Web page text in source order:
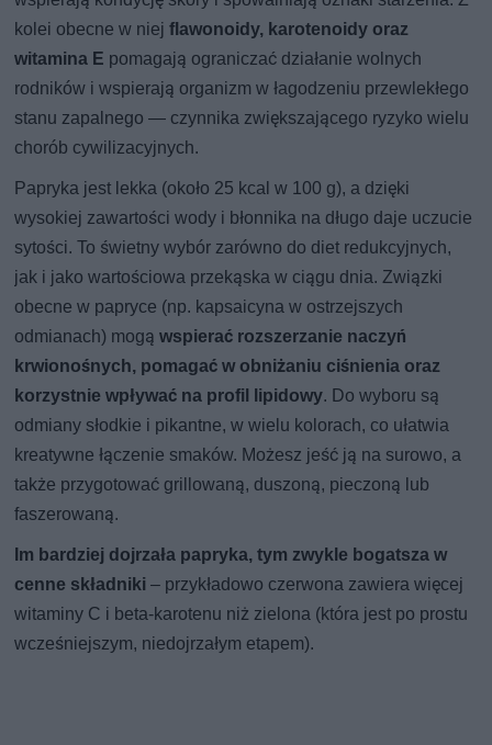
kolei obecne w niejflawonoidy, karotenoidy oraz
witamina E pomagają ograniczać działanie wolnych
rodników i wspierają organizm w łagodzeniu przewlekłego
stanu zapalnego — czynnika zwiększającego ryzyko wielu
chorób cywilizacyjnych.
Papryka jest lekka (około 25 kcal w 100 g), a dzięki
wysokiej zawartości wody i błonnika na długo daje uczucie
sytości. To świetny wybór zarówno do diet redukcyjnych,
jak i jako wartościowa przekąska w ciągu dnia. Związki
obecne w papryce (np. kapsaicyna w ostrzejszych
odmianach) mogąwspierać rozszerzanie naczyń
krwionośnych, pomagać w obniżaniu ciśnienia oraz
korzystnie wpływać na profil lipidowy. Do wyboru są
odmiany słodkie i pikantne, w wielu kolorach, co ułatwia
kreatywne łączenie smaków. Możesz jeść ją na surowo, a
także przygotować grillowaną, duszoną, pieczoną lub
faszerowaną.
Im bardziej dojrzała papryka, tym zwykle bogatsza w
cenne składniki – przykładowo czerwona zawiera więcej
witaminy C i beta-karotenu niż zielona (która jest po prostu
wcześniejszym, niedojrzałym etapem).